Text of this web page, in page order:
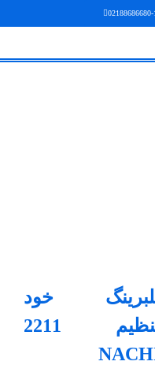
02188686680-1
خود
تنظیم 2211